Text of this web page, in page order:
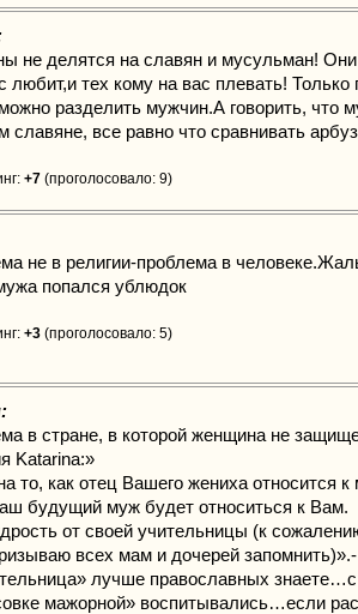
не делятся на славян и мусульман!
любит,и тех кому на вас плевать! Только
разделить мужчин.А говорить, что
славяне, все равно что сравнивать
+7 (проголосовало: 9)
не в религии-проблема в
попался ублюдок
+3 (проголосовало: 5)
в стране, в которой женщина не
Katarina:»
то, как отец Вашего жениха относится
будущий муж будет относиться к Вам.
от своей учительницы (к
всех мам и дочерей
лучше православных
мажорной» воспитывались…если